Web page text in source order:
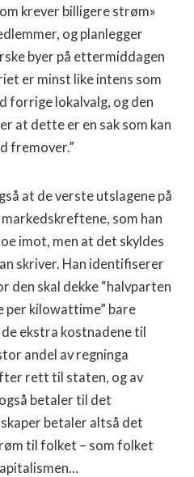
krever billigere strøm»
og planlegger
byer på ettermiddagen
er minst like intens som
forrige lokalvalg, og den
at dette er en sak som kan
fremover.”
at de verste utslagene på
som han
imot, men at det skyldes
skriver. Han identifiserer
skal dekke “halvparten
per kilowattime” bare
ekstra kostnadene til
andel av regninga
rett til staten, og av
betaler til det
betaler altså det
til folket – som folket